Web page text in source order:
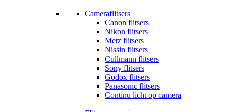
Cameraflitsers
Canon flitsers
Nikon flitsers
Metz flitsers
Nissin flitsers
Cullmann flitsers
Sony flitsers
Godox flitsers
Panasonic flitsers
Continu licht op camera